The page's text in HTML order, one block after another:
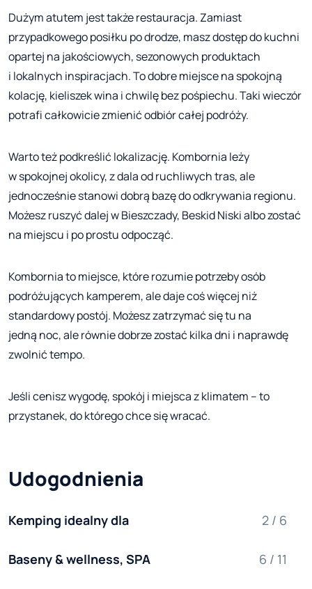
Dużym atutem jest także restauracja. Zamiast
przypadkowego posiłku po drodze, masz dostęp do kuchni
opartej na jakościowych, sezonowych produktach
i lokalnych inspiracjach. To dobre miejsce na spokojną
kolację, kieliszek wina i chwilę bez pośpiechu. Taki wieczór
potrafi całkowicie zmienić odbiór całej podróży.
Warto też podkreślić lokalizację. Kombornia leży
w spokojnej okolicy, z dala od ruchliwych tras, ale
jednocześnie stanowi dobrą bazę do odkrywania regionu.
Możesz ruszyć dalej w Bieszczady, Beskid Niski albo zostać
na miejscu i po prostu odpocząć.
Kombornia to miejsce, które rozumie potrzeby osób
podróżujących kamperem, ale daje coś więcej niż
standardowy postój. Możesz zatrzymać się tu na
jedną noc, ale równie dobrze zostać kilka dni i naprawdę
zwolnić tempo.
Jeśli cenisz wygodę, spokój i miejsca z klimatem – to
przystanek, do którego chce się wracać.
Udogodnienia
Kemping idealny dla 2 / 6
Baseny & wellness, SPA 6 / 11